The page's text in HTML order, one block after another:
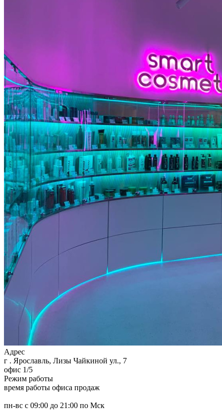
Адрес
г . Ярославль, Лизы Чайкиной ул., 7
офис 1/5
Режим работы
время работы офиса продаж
пн-вс с 09:00 до 21:00 по Мск